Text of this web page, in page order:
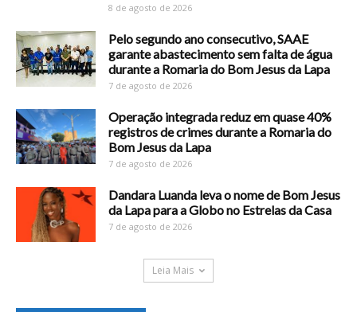
8 de agosto de 2026
Pelo segundo ano consecutivo, SAAE
garante abastecimento sem falta de água
durante a Romaria do Bom Jesus da Lapa
7 de agosto de 2026
Operação integrada reduz em quase 40%
registros de crimes durante a Romaria do
Bom Jesus da Lapa
7 de agosto de 2026
Dandara Luanda leva o nome de Bom Jesus
da Lapa para a Globo no Estrelas da Casa
7 de agosto de 2026
Leia Mais